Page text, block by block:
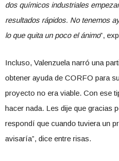
dos químicos industriales
resultados rápidos. No tenemos
lo que quita un poco el ánimo”,
Incluso, Valenzuela narró una
obtener ayuda de CORFO para
proyecto no era viable. Con ese
hacer nada. Les dije que gracias
respondí que cuando tuviera un
avisaría”, dice entre risas.